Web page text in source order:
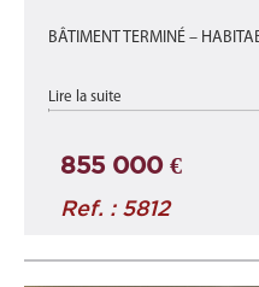
BÂTIMENT TERMINÉ –
Appartement A4-A neuf
décomposant comme suit :
Lire la suite
855 000 €
Ref. : 5812